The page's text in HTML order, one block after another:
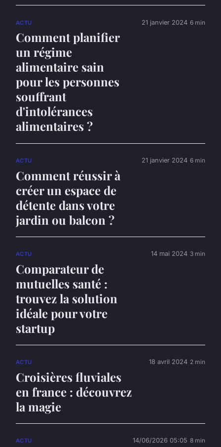
ACTU
Comment planifier
un régime
alimentaire sain
pour les personnes
souffrant
d'intolérances
alimentaires ?
21 janvier 2024 6 min
ACTU
Comment réussir à
créer un espace de
détente dans votre
jardin ou balcon ?
21 janvier 2024 6 min
ACTU
Comparateur de
mutuelles santé :
trouvez la solution
idéale pour votre
startup
14 mai 2024 3 min
ACTU
Croisières fluviales
en france : découvrez
la magie
18 avril 2024 2 min
ACTU 14/06/2026 05:05 8 min